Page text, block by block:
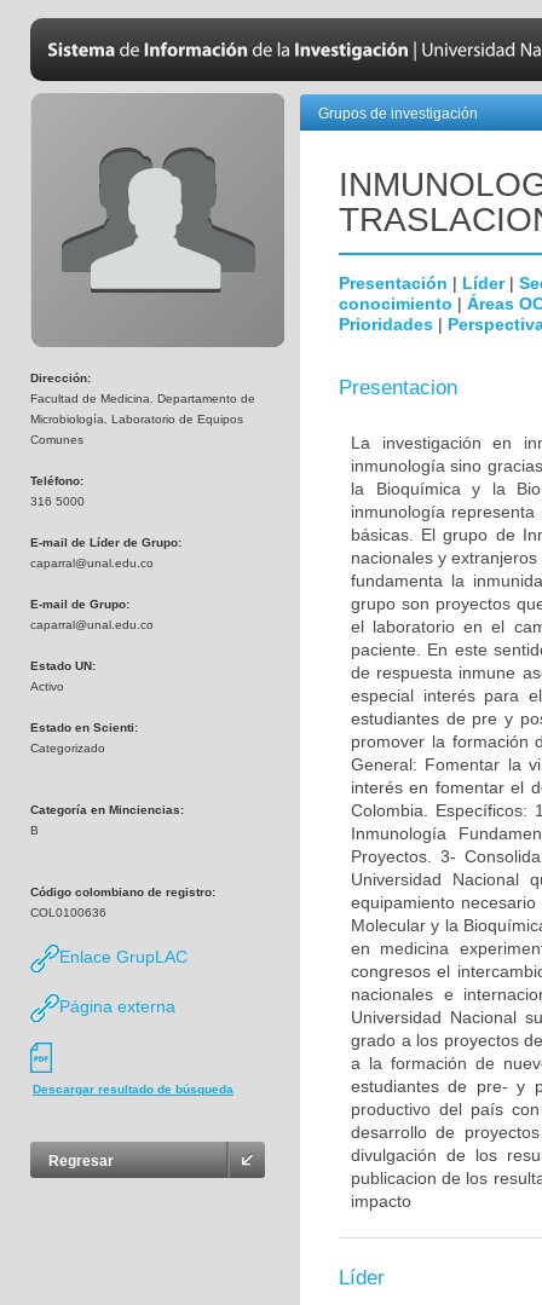
Dirección:
Facultad de Medicina. Departamento de
Microbiología. Laboratorio de Equipos
Comunes
Teléfono:
316 5000
E-mail de Líder de Grupo:
caparral@unal.edu.co
E-mail de Grupo:
caparral@unal.edu.co
Estado UN:
Activo
Estado en Scienti:
Categorizado
Categoría en Minciencias:
B
Código colombiano de registro:
COL0100636
Enlace GrupLAC
Página externa
Descargar resultado de búsqueda
Regresar
Grupos de investigación
Presentación | Líder|
conocimiento | Áreas
Prioridades |
Presentacion
La investigación en
inmunología sino
la Bioquímica y la
inmunología
básicas. El grupo de
nacionales y
fundamenta la
grupo son proyectos
el laboratorio en el
paciente. En este
de respuesta inmune
especial interés para
estudiantes de pre y
promover la formación
General: Fomentar la
interés en fomentar el
Colombia. Específicos:
Inmunología
Proyectos. 3-
Universidad
equipamiento
Molecular y la
en medicina
congresos el
nacionales e
Universidad Nacional
grado a los proyectos
a la formación de
estudiantes de pre- y
productivo del país
desarrollo de
divulgación de los
publicacion de los
impacto
Líder